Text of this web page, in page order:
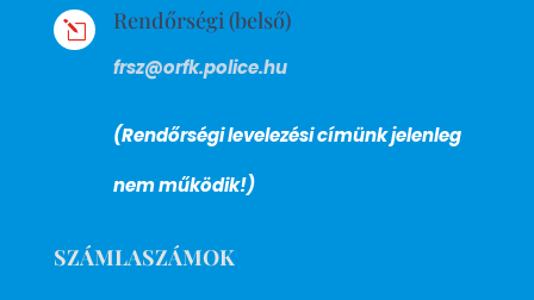
l Rendőrségi (belső)
frsz@orfk.police.hu
(Rendőrségi levelezési címünk jelenleg
nem működik!)
SZÁMLASZÁMOK